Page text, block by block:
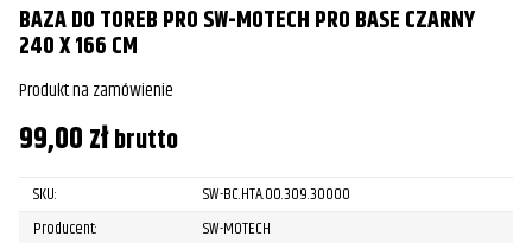
BAZA DO TOREB PRO SW-MOTECH PRO BASE CZARNY
240 X 166 CM
Produkt na zamówienie
99,00złbrutto
SKU:
SW-BC.HTA.00.309.30000
Producent:
SW-MOTECH